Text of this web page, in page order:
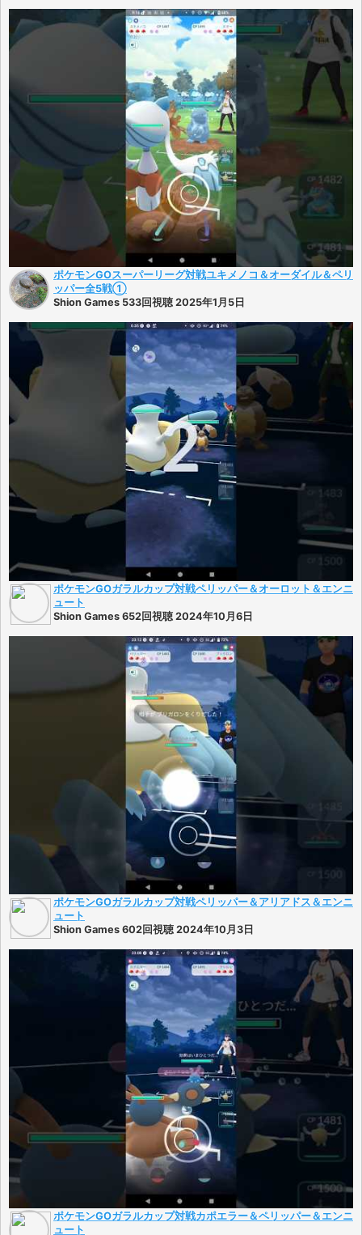
ポケモンGOスーパーリーグ対戦ユキメノコ＆オーダイル＆ペリ
ッパー全5戦①
Shion Games 533回視聴 2025年1月5日
ポケモンGOガラルカップ対戦ペリッパー＆オーロット＆エンニ
ュート
Shion Games 652回視聴 2024年10月6日
ポケモンGOガラルカップ対戦ペリッパー＆アリアドス＆エンニ
ュート
Shion Games 602回視聴 2024年10月3日
ポケモンGOガラルカップ対戦カポエラー＆ペリッパー＆エンニ
ュート